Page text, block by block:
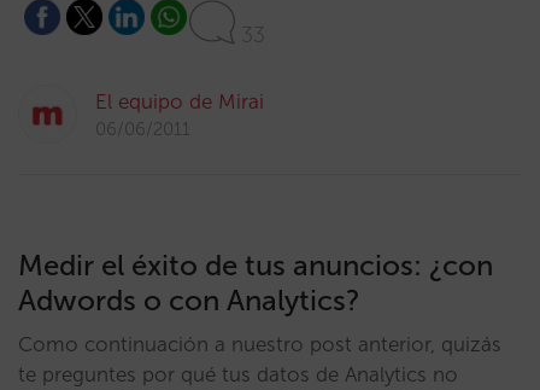
33
El equipo de Mirai
06/06/2011
Medir el éxito de tus anuncios: ¿con
Adwords o con Analytics?
Como continuación a nuestro post anterior, quizás
te preguntes por qué tus datos de Analytics no